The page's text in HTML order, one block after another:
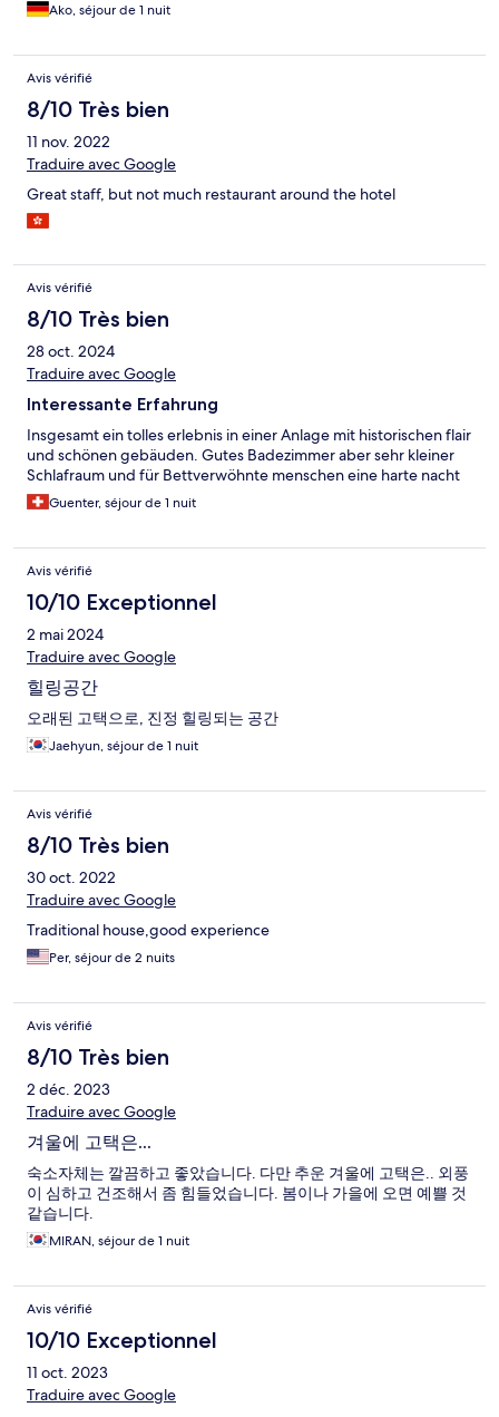
Ako, séjour de 1 nuit
Avis vérifié
8/10 Très bien
11 nov. 2022
Traduire avec Google
Great staff, but not much restaurant around the hotel
Avis vérifié
8/10 Très bien
28 oct. 2024
Traduire avec Google
Interessante Erfahrung
Insgesamt ein tolles erlebnis in einer Anlage mit historischen flair
und schönen gebäuden. Gutes Badezimmer aber sehr kleiner
Schlafraum und für Bettverwöhnte menschen eine harte nacht
Guenter, séjour de 1 nuit
Avis vérifié
10/10 Exceptionnel
2 mai 2024
Traduire avec Google
힐링공간
오래된 고택으로, 진정 힐링되는 공간
Jaehyun, séjour de 1 nuit
Avis vérifié
8/10 Très bien
30 oct. 2022
Traduire avec Google
Traditional house,good experience
Per, séjour de 2 nuits
Avis vérifié
8/10 Très bien
2 déc. 2023
Traduire avec Google
겨울에 고택은...
숙소자체는 깔끔하고 좋았습니다. 다만 추운 겨울에 고택은.. 외풍
이 심하고 건조해서 좀 힘들었습니다. 봄이나 가을에 오면 예쁠 것
같습니다.
MIRAN, séjour de 1 nuit
Avis vérifié
10/10 Exceptionnel
11 oct. 2023
Traduire avec Google